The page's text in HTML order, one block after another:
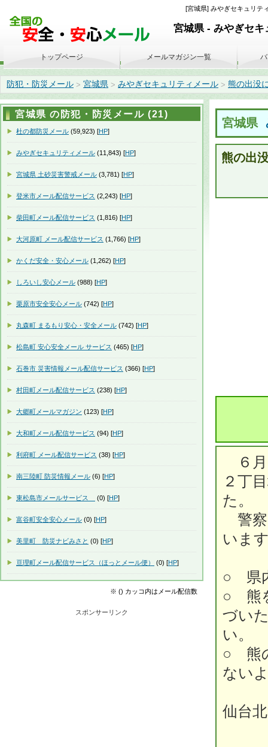
[宮城県] みやぎセキュリテ
宮城県 - みやぎセキ
防犯・防災メール > 宮城県 > みやぎセキュリティメール > 熊の出没
宮城県
熊の出
６月
２丁
た。
警察
いま
○ 県
○ 熊
づい
い。
○ 熊
ない
仙台
トップページ メールマガジン一覧
宮城県 の防犯・防災メール (21)
杜の都防災メール (59,923) [HP]
みやぎセキュリティメール (11,843) [HP]
宮城県 土砂災害警戒メール (3,781) [HP]
登米市メール配信サービス (2,243) [HP]
柴田町メール配信サービス (1,816) [HP]
大河原町 メール配信サービス (1,766) [HP]
かくだ安全・安心メール (1,262) [HP]
しろいし安心メール (988) [HP]
栗原市安全安心メール (742) [HP]
丸森町 まるもり安心・安全メール (742) [HP]
松島町 安心安全メール サービス (465) [HP]
石巻市 災害情報メール配信サービス (366) [HP]
村田町メール配信サービス (238) [HP]
大郷町メールマガジン (123) [HP]
大和町メール配信サービス (94) [HP]
利府町 メール配信サービス (38) [HP]
南三陸町 防災情報メール (6) [HP]
東松島市メールサービス (0) [HP]
富谷町安全安心メール (0) [HP]
美里町 防災ナビみさと (0) [HP]
亘理町メール配信サービス（ほっとメール便） (0) [HP]
※ () カッコ内はメール配信数
スポンサーリンク